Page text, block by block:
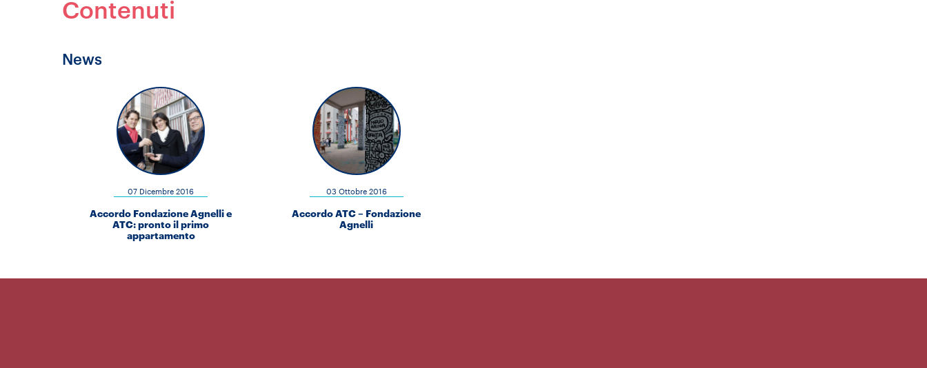
Contenuti
News
07 Dicembre 2016
Accordo Fondazione Agnelli e
ATC: pronto il primo
appartamento
03 Ottobre 2016
Accordo ATC – Fondazione
Agnelli